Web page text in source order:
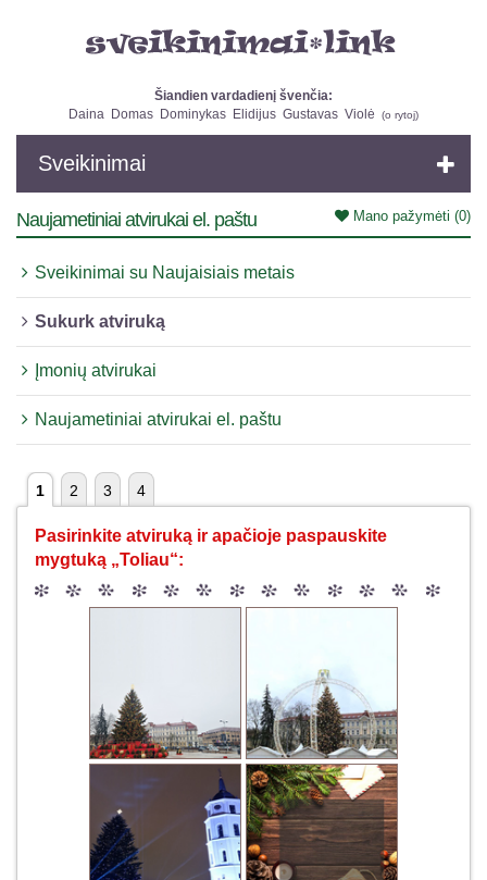
Šiandien vardadienį švenčia:
Daina Domas Dominykas Elidijus Gustavas Violė (o rytoj)
Sveikinimai
Mano pažymėti (0)
Naujametiniai atvirukai el. paštu
Sveikinimai su Naujaisiais metais
Sukurk atviruką
Įmonių atvirukai
Naujametiniai atvirukai el. paštu
1 2 3 4
Pasirinkite atviruką ir apačioje paspauskite
mygtuką „Toliau“: